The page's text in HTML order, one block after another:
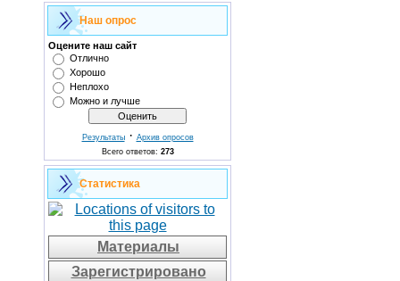
Наш опрос
Оцените наш сайт
Отлично
Хорошо
Неплохо
Можно и лучше
Результаты· Архив опросов
Всего ответов: 273
Статистика
Материалы
Зарегистрировано